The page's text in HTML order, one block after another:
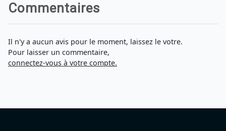
Commentaires
Il n'y a aucun avis pour le moment, laissez le votre.
Pour laisser un commentaire,
connectez-vous à votre compte.